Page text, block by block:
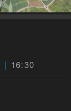
16:30